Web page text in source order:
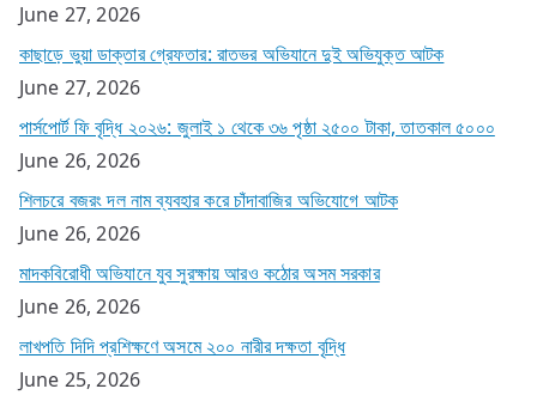
June 27, 2026
কাছাড়ে ভুয়া ডাক্তার গ্রেফতার: রাতভর অভিযানে দুই অভিযুক্ত আটক
June 27, 2026
পার্সপোর্ট ফি বৃদ্ধি ২০২৬: জুলাই ১ থেকে ৩৬ পৃষ্ঠা ২৫০০ টাকা, তাতকাল ৫০০০
June 26, 2026
শিলচরে বজরং দল নাম ব্যবহার করে চাঁদাবাজির অভিযোগে আটক
June 26, 2026
মাদকবিরোধী অভিযানে যুব সুরক্ষায় আরও কঠোর অসম সরকার
June 26, 2026
লাখপতি দিদি প্রশিক্ষণে অসমে ২০০ নারীর দক্ষতা বৃদ্ধি
June 25, 2026